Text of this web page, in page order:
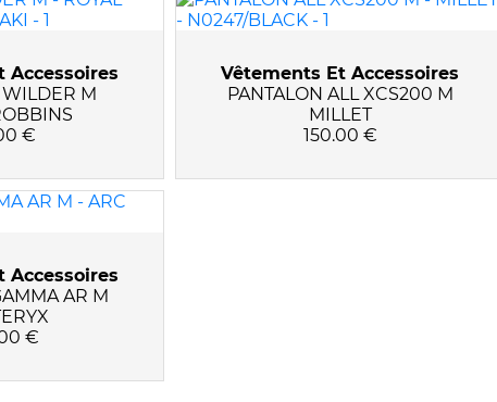
Accessoires
WILDER M
€
Vêtements Et Accessoires
PANTALON ALL XCS200 M
MILLET
150.00 €
Accessoires
AR M
€